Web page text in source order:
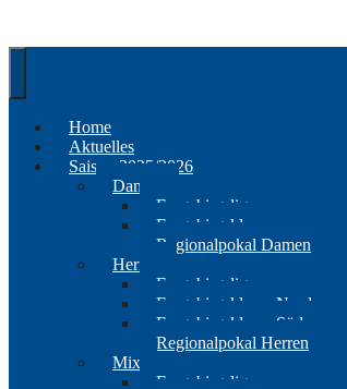
Home
Aktuelles
Saison 2025/2026
Damen
Erzgebirgsliga
Erzgebirgsklasse
Regionalpokal Damen
Herren
Erzgebirgsliga
Erzgebirgsklasse Nord
Erzgebirgsklasse Süd
Regionalpokal Herren
Mix
Erzgebirgsliga